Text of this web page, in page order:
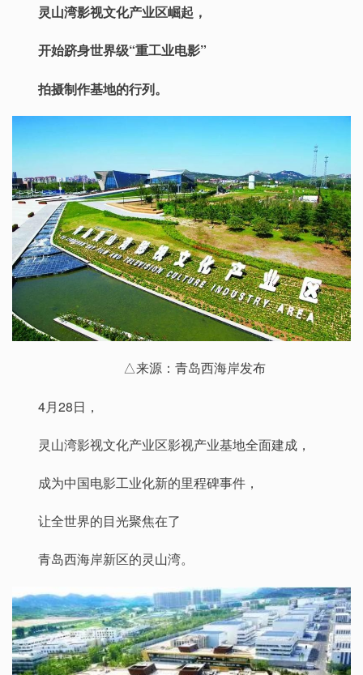
灵山湾影视文化产业区崛起，
开始跻身世界级“重工业电影”
拍摄制作基地的行列。
△来源：青岛西海岸发布
4月28日，
灵山湾影视文化产业区影视产业基地全面建成，
成为中国电影工业化新的里程碑事件，
让全世界的目光聚焦在了
青岛西海岸新区的灵山湾。